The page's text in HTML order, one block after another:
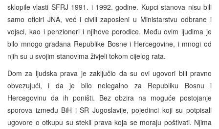
sklopile vlasti SFRJ 1991. i 1992. godine. Kupci stanova nisu bili
samo oficiri JNA, već i civili zaposleni u Ministarstvu odbrane i
vojsci, kao i penzioneri i njihove porodice. Među ovim ljudima je
bilo mnogo građana Republike Bosne i Hercegovine, i mnogi od
njih su u svojim stanovima živjeli tokom cijelog rata.
Dom za ljudska prava je zaključio da su ovi ugovori bili pravno
obvezujući, i da je bilo nelegalno za Republiku Bosnu i
Hercegovinu da ih poništi. Bez obzira na moguće postojanje
sporova između BiH i SR Jugoslavije, pojedinci koji su potpisali
ugovore o otkupu su stekli prava koja se moraju poštivati. Njima